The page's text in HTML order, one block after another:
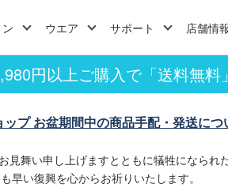
ウエア サポート 店舗情
円以上ご購入で「送料無料
ップ お盆期間中の商品手配・発送につ
舞い申し上げますとともに犠牲になられ
早い復興を心からお祈りいたします。